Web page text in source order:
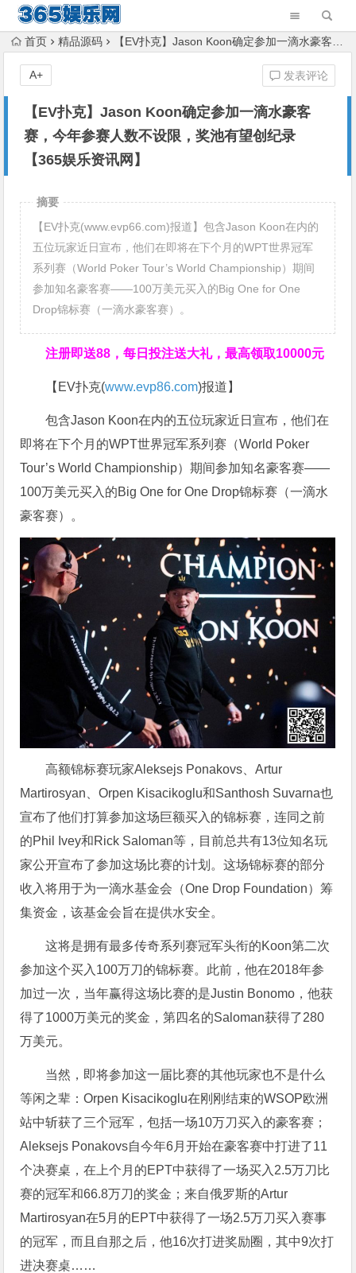
首页 精品源码 【EV扑克】Jason Koon确定参加一滴水豪客赛，今年参赛人数不设限，奖池有望创纪录【365娱乐资讯网】
【EV扑克】Jason Koon确定参加一滴水豪客
赛，今年参赛人数不设限，奖池有望创纪录
【365娱乐资讯网】
发表评论
A+
摘要
【EV扑克(www.evp66.com)报道】包含Jason Koon在内的
五位玩家近日宣布，他们在即将在下个月的WPT世界冠军
系列赛（World Poker Tour’s World Championship）期间
参加知名豪客赛——100万美元买入的Big One for One
Drop锦标赛（一滴水豪客赛）。
注册即送88，每日投注送大礼，最高领取10000元
【EV扑克(www.evp86.com)报道】
包含Jason Koon在内的五位玩家近日宣布，他们在
即将在下个月的WPT世界冠军系列赛（World Poker
Tour’s World Championship）期间参加知名豪客赛——
100万美元买入的Big One for One Drop锦标赛（一滴水
豪客赛）。
高额锦标赛玩家Aleksejs Ponakovs、Artur
Martirosyan、Orpen Kisacikoglu和Santhosh Suvarna也
宣布了他们打算参加这场巨额买入的锦标赛，连同之前
的Phil Ivey和Rick Saloman等，目前总共有13位知名玩
家公开宣布了参加这场比赛的计划。这场锦标赛的部分
收入将用于为一滴水基金会（One Drop Foundation）筹
集资金，该基金会旨在提供水安全。
这将是拥有最多传奇系列赛冠军头衔的Koon第二次
参加这个买入100万刀的锦标赛。此前，他在2018年参
加过一次，当年赢得这场比赛的是Justin Bonomo，他获
得了1000万美元的奖金，第四名的Saloman获得了280
万美元。
当然，即将参加这一届比赛的其他玩家也不是什么
等闲之辈：Orpen Kisacikoglu在刚刚结束的WSOP欧洲
站中斩获了三个冠军，包括一场10万刀买入的豪客赛；
Aleksejs Ponakovs自今年6月开始在豪客赛中打进了11
个决赛桌，在上个月的EPT中获得了一场买入2.5万刀比
赛的冠军和66.8万刀的奖金；来自俄罗斯的Artur
Martirosyan在5月的EPT中获得了一场2.5万刀买入赛事
的冠军，而且自那之后，他16次打进奖励圈，其中9次打
进决赛桌……